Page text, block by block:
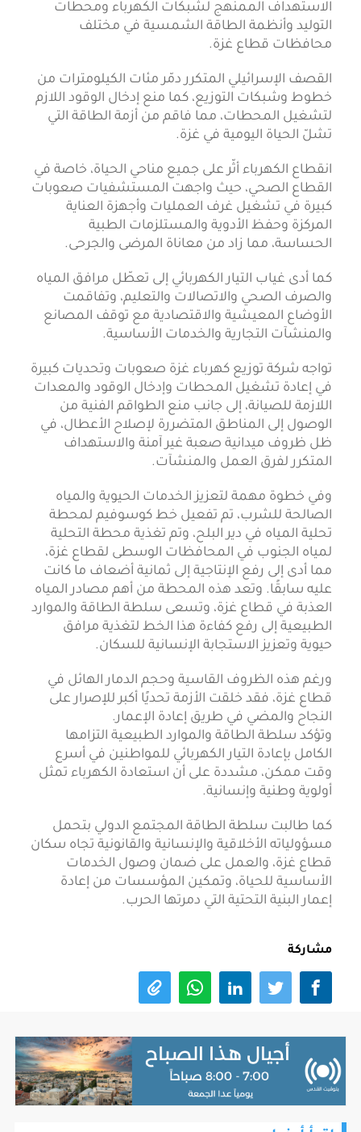
الاستهداف الممنهج لشبكات الكهرباء ومحطات
التوليد وأنظمة الطاقة الشمسية في مختلف
محافظات قطاع غزة.
القصف الإسرائيلي المتكرر دمّر مئات الكيلومترات من
خطوط وشبكات التوزيع، كما منع إدخال الوقود اللازم
لتشغيل المحطات، مما فاقم من أزمة الطاقة التي
تشلّ الحياة اليومية في غزة.
انقطاع الكهرباء أثّر على جميع مناحي الحياة، خاصة في
القطاع الصحي، حيث واجهت المستشفيات صعوبات
كبيرة في تشغيل غرف العمليات وأجهزة العناية
المركزة وحفظ الأدوية والمستلزمات الطبية
الحساسة، مما زاد من معاناة المرضى والجرحى.
كما أدى غياب التيار الكهربائي إلى تعطّل مرافق المياه
والصرف الصحي والاتصالات والتعليم، وتفاقمت
الأوضاع المعيشية والاقتصادية مع توقف المصانع
والمنشآت التجارية والخدمات الأساسية.
تواجه شركة توزيع كهرباء غزة صعوبات وتحديات كبيرة
في إعادة تشغيل المحطات وإدخال الوقود والمعدات
اللازمة للصيانة، إلى جانب منع الطواقم الفنية من
الوصول إلى المناطق المتضررة لإصلاح الأعطال، في
ظل ظروف ميدانية صعبة غير آمنة والاستهداف
المتكرر لفرق العمل والمنشآت.
وفي خطوة مهمة لتعزيز الخدمات الحيوية والمياه
الصالحة للشرب، تم تفعيل خط كوسوفيم لمحطة
تحلية المياه في دير البلح، وتم تغذية محطة التحلية
لمياه الجنوب في المحافظات الوسطى لقطاع غزة،
مما أدى إلى رفع الإنتاجية إلى ثمانية أضعاف ما كانت
عليه سابقًا. وتعد هذه المحطة من أهم مصادر المياه
العذبة في قطاع غزة، وتسعى سلطة الطاقة والموارد
الطبيعية إلى رفع كفاءة هذا الخط لتغذية مرافق
حيوية وتعزيز الاستجابة الإنسانية للسكان.
ورغم هذه الظروف القاسية وحجم الدمار الهائل في
قطاع غزة، فقد خلقت الأزمة تحديًا أكبر للإصرار على
النجاح والمضي في طريق إعادة الإعمار.
وتؤكد سلطة الطاقة والموارد الطبيعية التزامها
الكامل بإعادة التيار الكهربائي للمواطنين في أسرع
وقت ممكن، مشددة على أن استعادة الكهرباء تمثل
أولوية وطنية وإنسانية.
كما طالبت سلطة الطاقة المجتمع الدولي بتحمل
مسؤولياته الأخلاقية والإنسانية والقانونية تجاه سكان
قطاع غزة، والعمل على ضمان وصول الخدمات
الأساسية للحياة، وتمكين المؤسسات من إعادة
إعمار البنية التحتية التي دمرتها الحرب.
مشاركة